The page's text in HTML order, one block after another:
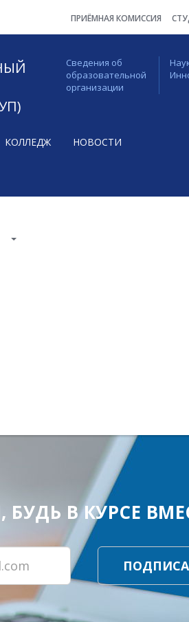
ПРИЁМНАЯ КОМИССИЯ
Сведения об
образовательной
организации
КОЛЛЕДЖ НОВОСТИ
В КУРСЕ